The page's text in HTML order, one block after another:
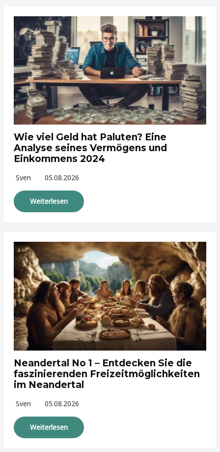
Wie viel Geld hat Paluten? Eine
Analyse seines Vermögens und
Einkommens 2024
Sven 05.08.2026
Weiterlesen
Neandertal No 1 – Entdecken Sie die
faszinierenden Freizeitmöglichkeiten
im Neandertal
Sven 05.08.2026
Weiterlesen